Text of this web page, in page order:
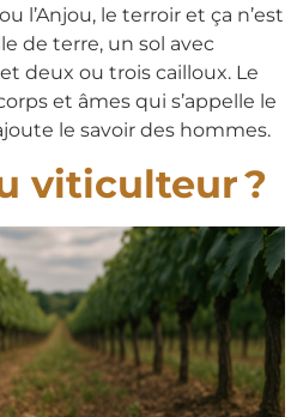
l’Anjou, le terroir et ça n’est
de terre, un sol avec
deux ou trois cailloux. Le
et âmes qui s’appelle le
le savoir des hommes.
viticulteur ?